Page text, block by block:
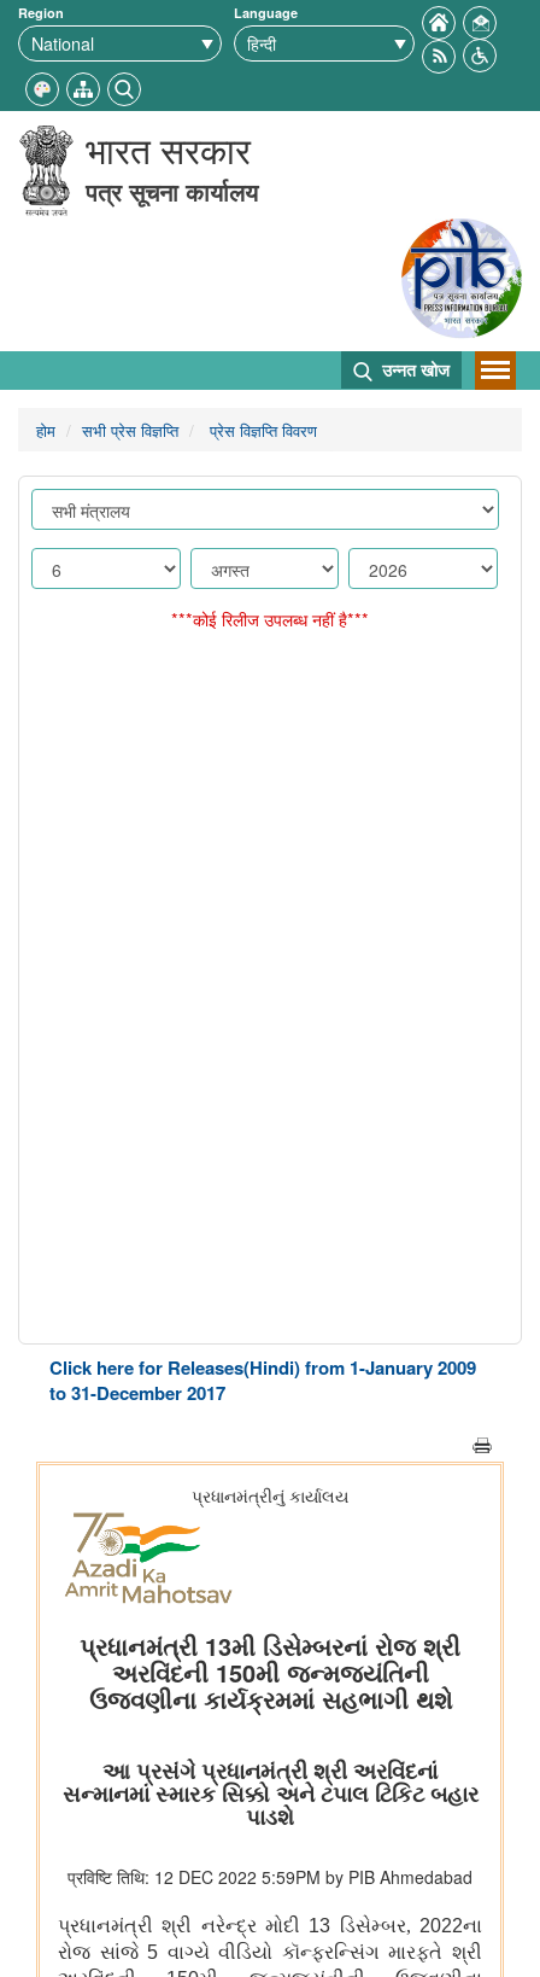
Region Language
भारत सरकार
पत्र सूचना कार्यालय
उन्नत खोज
होम सभी प्रेस विज्ञप्ति प्रेस विज्ञप्ति विवरण
***कोई रिलीज उपलब्ध नहीं है***
Click here for Releases(Hindi) from 1-January 2009
to 31-December 2017